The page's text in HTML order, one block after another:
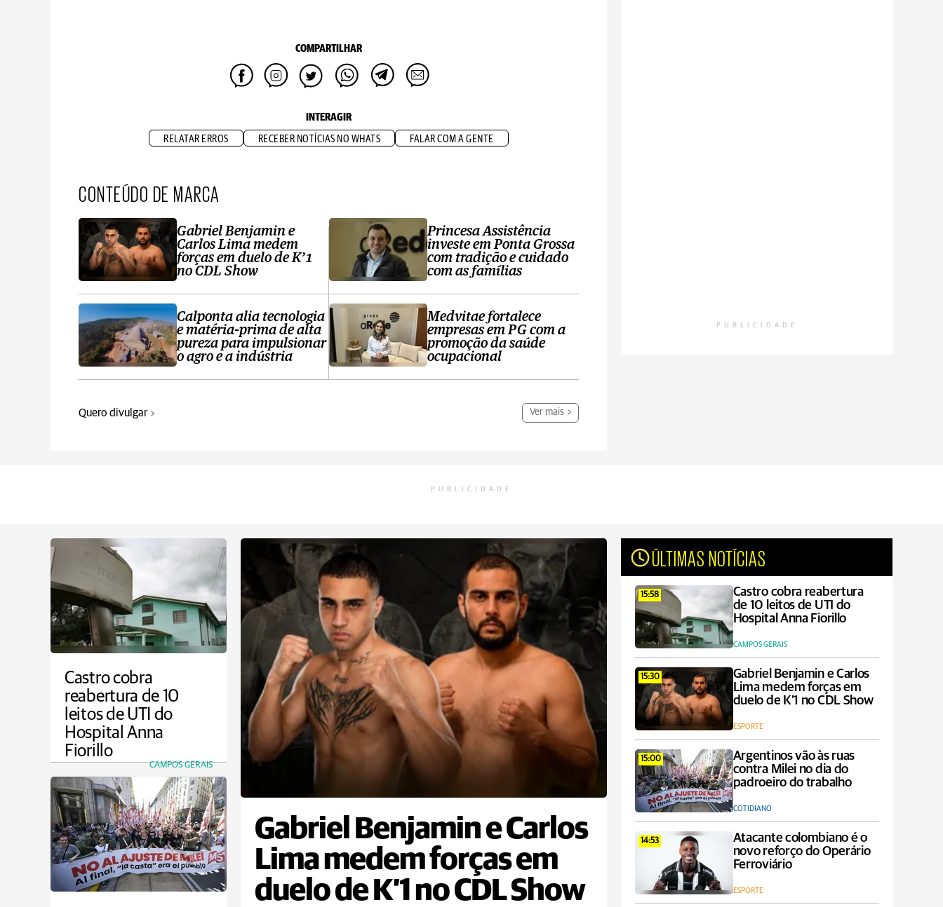
COMPARTILHAR
INTERAGIR
RELATAR ERROS RECEBER NOTÍCIAS NO WHATS FALAR COM A GENTE
CONTEÚDO DE MARCA
Gabriel Benjamin e
Carlos Lima medem
forças em duelo de K’1
no CDL Show
Calponta alia tecnologia
e matéria-prima de alta
pureza para impulsionar
o agro e a indústria
Princesa Assistência
investe em Ponta Grossa
com tradição e cuidado
com as famílias
Medvitae fortalece
empresas em PG com a
promoção da saúde
ocupacional
Quero divulgar Ver mais
PUBLICIDADE
PUBLICIDADE
Castro cobra
reabertura de 10
leitos de UTI do
Hospital Anna
Fiorillo
CAMPOS GERAIS
Gabriel Benjamin e Carlos
Lima medem forças em
duelo de K’1 no CDL Show
ÚLTIMAS NOTÍCIAS
15:58
Castro cobra reabertura
de 10 leitos de UTI do
Hospital Anna Fiorillo
CAMPOS GERAIS
15:30
Gabriel Benjamin e Carlos
Lima medem forças em
duelo de K’1 no CDL Show
ESPORTE
15:00
Argentinos vão às ruas
contra Milei no dia do
padroeiro do trabalho
COTIDIANO
14:53
Atacante colombiano é o
novo reforço do Operário
Ferroviário
ESPORTE